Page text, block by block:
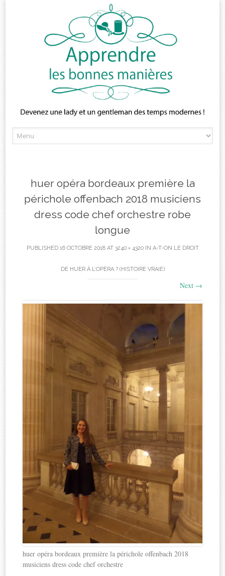
to
huer opéra bordeaux première la
périchole offenbach 2018 musiciens
dress code chef orchestre robe
longue
PUBLISHED 16 OCTOBRE 2018AT 3240 × 4320IN A-T-ON LE DROIT
DE HUER À L’OPÉRA ? (HISTOIRE VRAIE)
Next →
huer opéra bordeaux première la périchole offenbach 2018
musiciens dress code chef orchestre